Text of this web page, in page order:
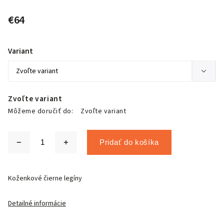
€64
Zvoľte variant
Môžeme doručiť do: Zvoľte variant
Variant
Pridať do košíka
Koženkové čierne legíny
Detailné informácie